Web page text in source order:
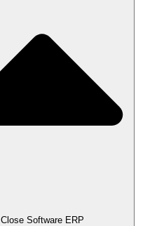
Close Software ERP